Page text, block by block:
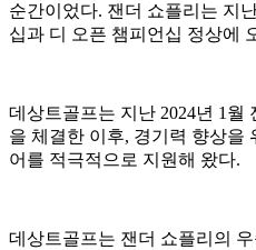
순간이었다. 잰더 쇼플리는 지
십과 디 오픈 챔피언십 정상에
데상트골프는 지난 2024년 1월
을 체결한 이후, 경기력 향상을
어를 적극적으로 지원해 왔다.
데상트골프는 잰더 쇼플리의